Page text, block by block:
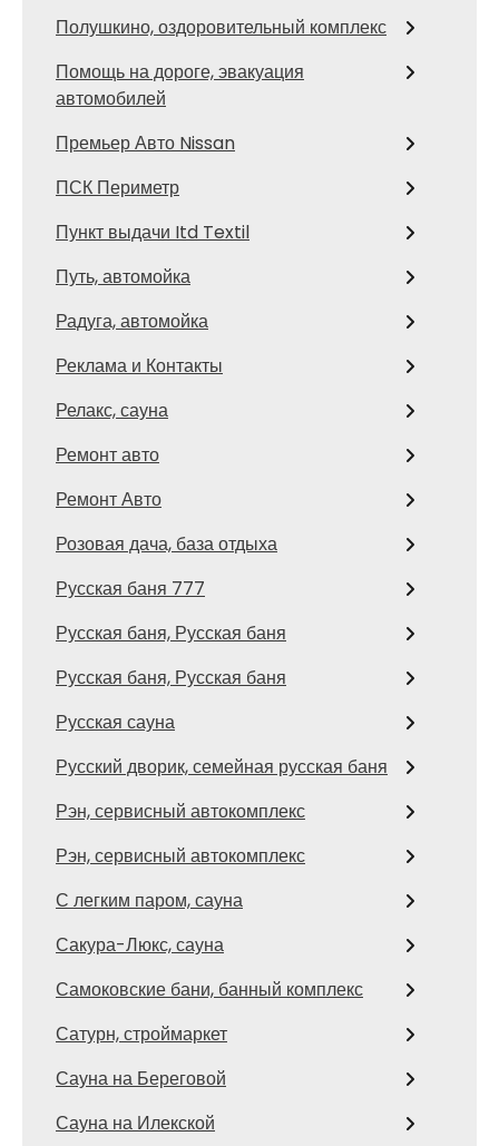
Полушкино, оздоровительный комплекс
Помощь на дороге, эвакуация
автомобилей
Премьер Авто Nissan
ПСК Периметр
Пункт выдачи Itd Textil
Путь, автомойка
Радуга, автомойка
Реклама и Контакты
Релакс, сауна
Ремонт авто
Ремонт Авто
Розовая дача, база отдыха
Русская баня 777
Русская баня, Русская баня
Русская баня, Русская баня
Русская сауна
Русский дворик, семейная русская баня
Рэн, сервисный автокомплекс
Рэн, сервисный автокомплекс
С легким паром, сауна
Сакура-Люкс, сауна
Самоковские бани, банный комплекс
Сатурн, строймаркет
Сауна на Береговой
Сауна на Илекской